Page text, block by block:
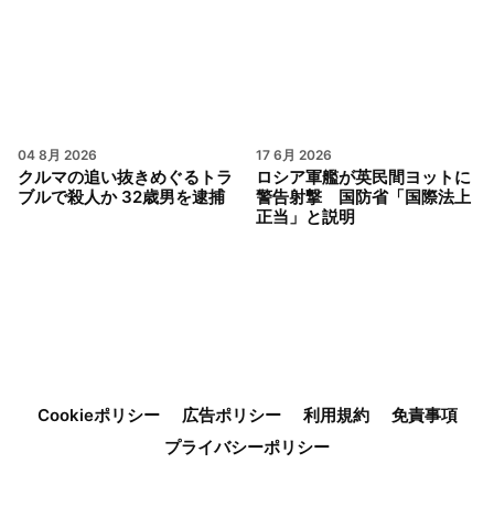
04 8月 2026
クルマの追い抜きめぐるトラ
ブルで殺人か 32歳男を逮捕
17 6月 2026
ロシア軍艦が英民間ヨットに
警告射撃 国防省「国際法上
正当」と説明
Cookieポリシー 広告ポリシー 利用規約
免責事項
プライバシーポリシー